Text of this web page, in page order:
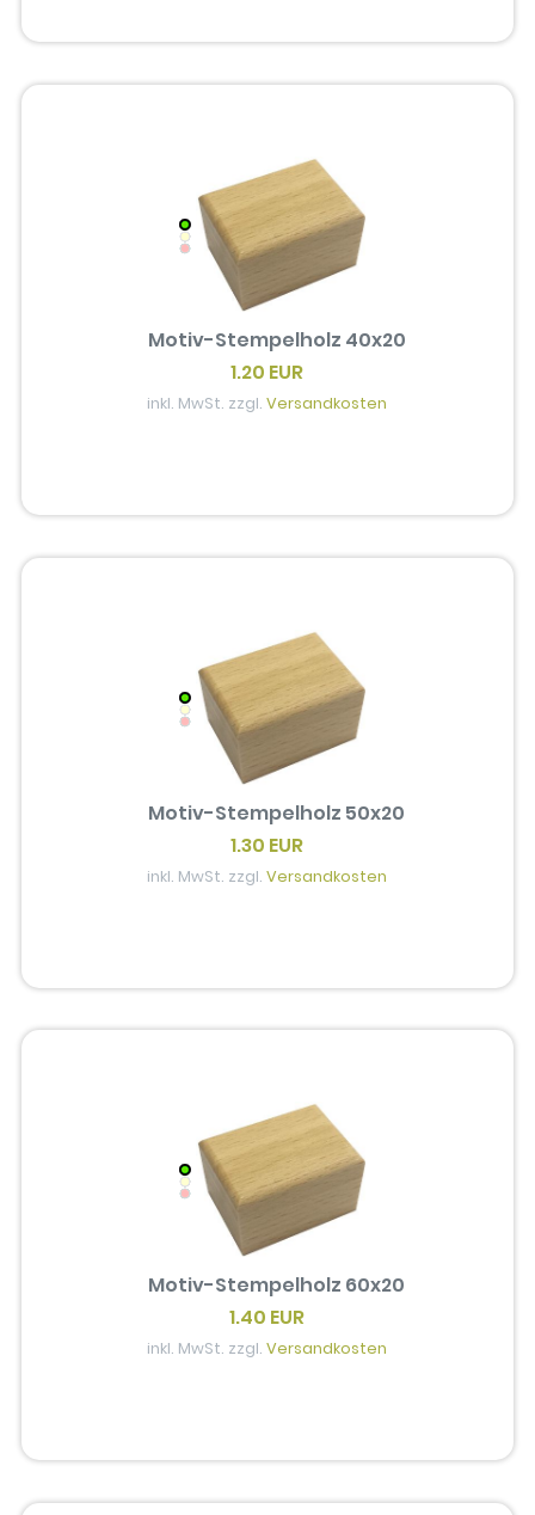
Motiv-Stempelholz 40x20
1.20 EUR
inkl. MwSt. zzgl.Versandkosten
Motiv-Stempelholz 50x20
1.30 EUR
inkl. MwSt. zzgl.Versandkosten
Motiv-Stempelholz 60x20
1.40 EUR
inkl. MwSt. zzgl.Versandkosten